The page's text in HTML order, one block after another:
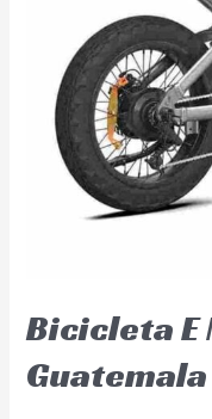
Bicicleta E
Guatemala